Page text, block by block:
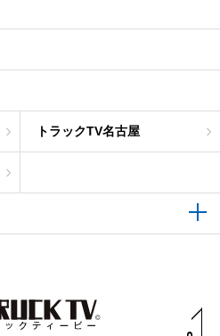
トラックTV名古屋